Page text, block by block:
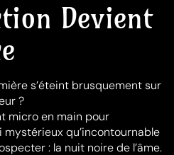
Devient
s’éteint brusquement sur
?
micro en main pour
qu’incontournable
: la nuit noire de l’âme.